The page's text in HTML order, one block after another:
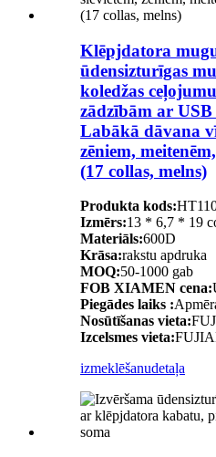
Klēpjdatora
ūdensizturīgas
koledžas
zādzībām ar USB
Labākā dāvana
zēniem,
(17 collas, melns)
Produkta kods:
Izmērs:13 * 6,7 * 19
Materiāls:600D
Krāsa:rakstu apdruka
MOQ:50-1000 gab
FOB XIAMEN cena:
Piegādes laiks :
Nosūtīšanas vieta:
Izcelsmes vieta:
izmeklēšanudetaļa